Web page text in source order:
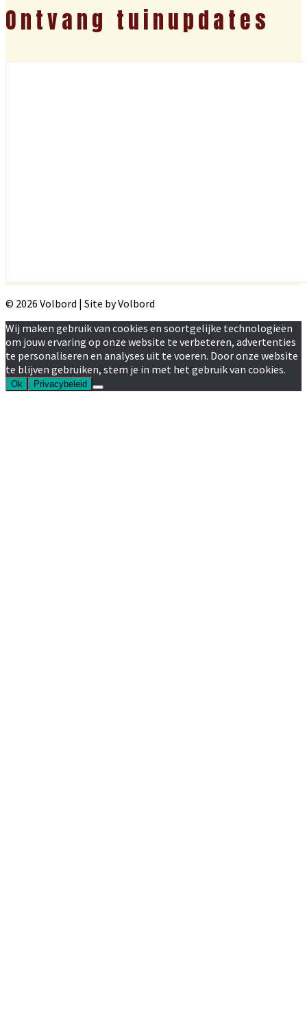
Ontvang tuinupdates
© 2026 Volbord | Site by Volbord
Wij maken gebruik van cookies en soortgelijke technologieën
om jouw ervaring op onze website te verbeteren, advertenties
te personaliseren en analyses uit te voeren. Door onze website
te blijven gebruiken, stem je in met het gebruik van cookies.
Ok Privacybeleid